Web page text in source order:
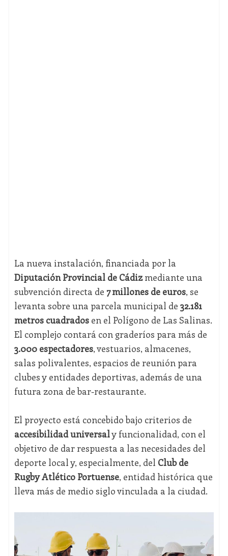
La nueva instalación, financiada por la
Diputación Provincial de Cádizmediante una
subvención directa de 7 millones de euros, se
levanta sobre una parcela municipal de 32.181
metros cuadradosen el Polígono de Las Salinas.
El complejo contará con graderíos para más de
3.000 espectadores, vestuarios, almacenes,
salas polivalentes, espacios de reunión para
clubes y entidades deportivas, además de una
futura zona de bar-restaurante.
El proyecto está concebido bajo criterios de
accesibilidad universaly funcionalidad, con el
objetivo de dar respuesta a las necesidades del
deporte local y, especialmente, del Club de
Rugby Atlético Portuense, entidad histórica que
lleva más de medio siglo vinculada a la ciudad.